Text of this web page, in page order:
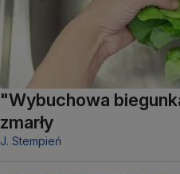
"Wybuchowa
zmarły
J. Stempień